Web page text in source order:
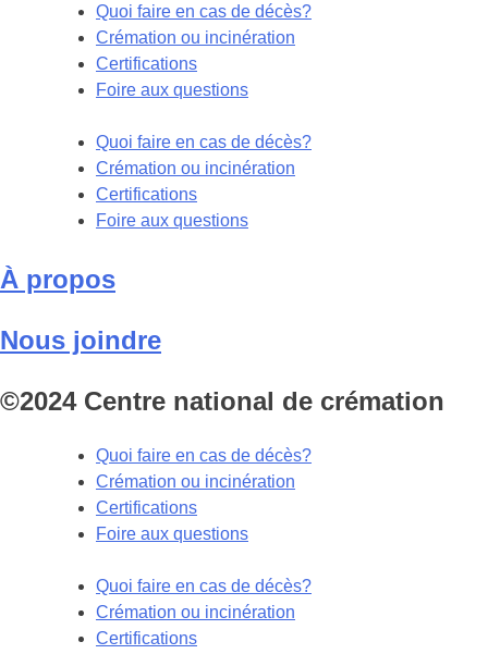
Quoi faire en cas de décès?
Crémation ou incinération
Certifications
Foire aux questions
Quoi faire en cas de décès?
Crémation ou incinération
Certifications
Foire aux questions
À propos
Nous joindre
©2024 Centre national de crémation
Quoi faire en cas de décès?
Crémation ou incinération
Certifications
Foire aux questions
Quoi faire en cas de décès?
Crémation ou incinération
Certifications